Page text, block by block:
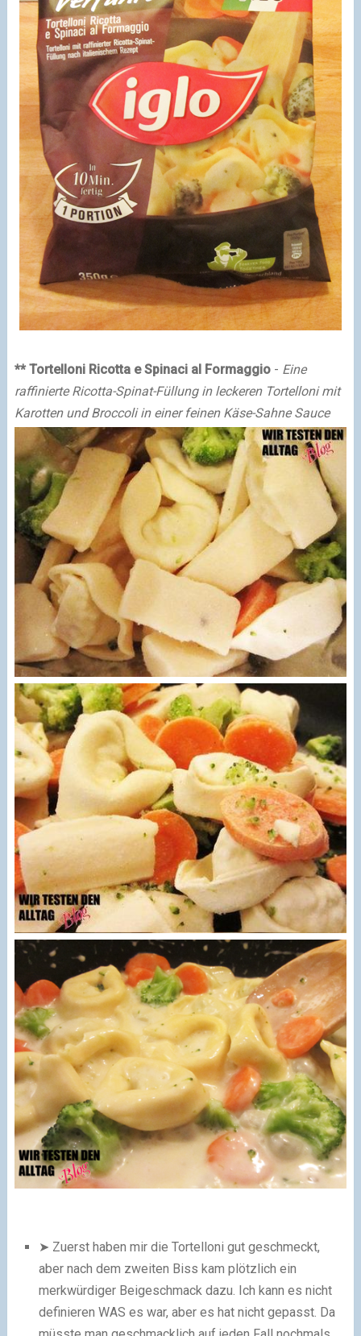
** Tortelloni Ricotta e Spinaci al Formaggio- Eine
raffinierte Ricotta-Spinat-Füllung in leckeren Tortelloni mit
Karotten und Broccoli in einer feinen Käse-Sahne Sauce
➤ Zuerst haben mir die Tortelloni gut geschmeckt,
aber nach dem zweiten Biss kam plötzlich ein
merkwürdiger Beigeschmack dazu. Ich kann es nicht
definieren WAS es war, aber es hat nicht gepasst. Da